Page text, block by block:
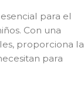
para el
Con una
proporciona la
para